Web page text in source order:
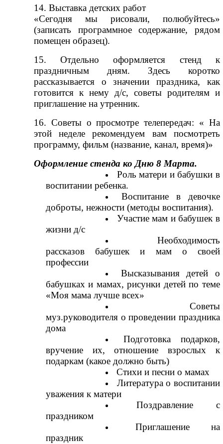
14. Выставка детских работ
«Сегодня мы рисовали, полюбуйтесь»
(записать программное содержание, рядом
помещен образец).
15. Отдельно оформляется стенд к
праздничным дням. Здесь коротко
рассказывается о значении праздника, как
готовится к нему д/с, советы родителям и
приглашение на утренник.
16. Советы о просмотре телепередач: « На
этой неделе рекомендуем вам посмотреть
программу, фильм (название, канал, время)»
Оформление стенда ко Дню 8 Марта.
Роль матери и бабушки в
воспитании ребенка.
Воспитание в девочке
доброты, нежности (методы воспитания).
Участие мам и бабушек в
жизни д/с
Необходимость
рассказов бабушек и мам о своей
профессии
Высказывания детей о
бабушках и мамах, рисунки детей по теме
«Моя мама лучше всех»
Советы
муз.руководителя о проведении праздника
дома
Подготовка подарков,
вручение их, отношение взрослых к
подаркам (какое должно быть)
Стихи и песни о мамах
Литература о воспитании
уважения к матери
Поздравление с
праздником
Приглашение на
праздник